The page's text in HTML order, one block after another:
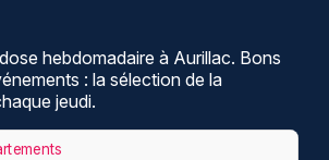
hebdomadaire à Aurillac. Bons
: la sélection de la
jeudi.